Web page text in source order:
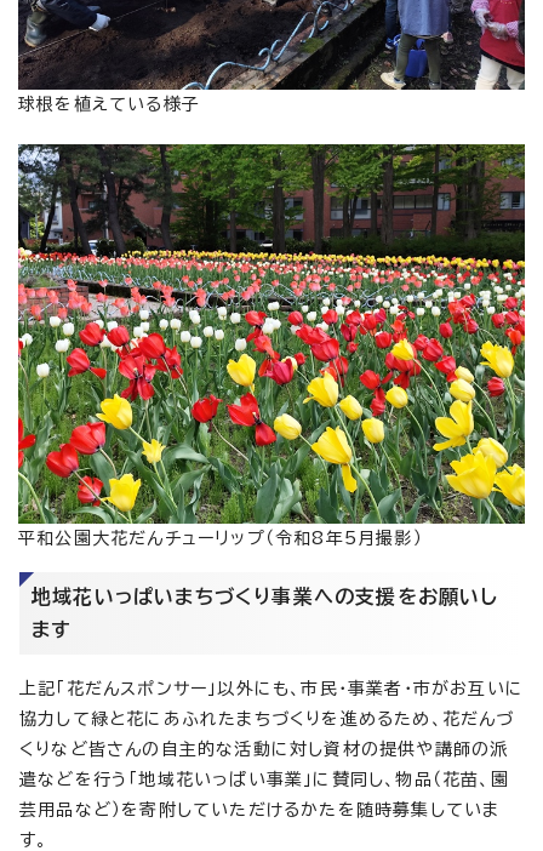
球根を植えている様子
平和公園大花だんチューリップ（令和8年5月撮影）
地域花いっぱいまちづくり事業への支援をお願いし
ます
上記「花だんスポンサー」以外にも、市民・事業者・市がお互いに
協力して緑と花にあふれたまちづくりを進めるため、花だんづ
くりなど皆さんの自主的な活動に対し資材の提供や講師の派
遣などを行う「地域花いっぱい事業」に賛同し、物品（花苗、園
芸用品など）を寄附していただけるかたを随時募集していま
す。